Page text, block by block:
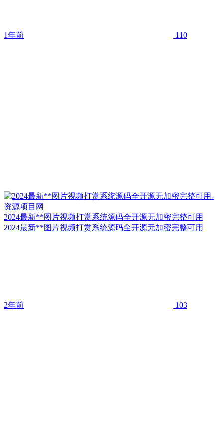
1年前 110
2024最新**图片视频打赏系统源码全开源无加密完整可用
2024最新**图片视频打赏系统源码全开源无加密完整可用
2年前 103